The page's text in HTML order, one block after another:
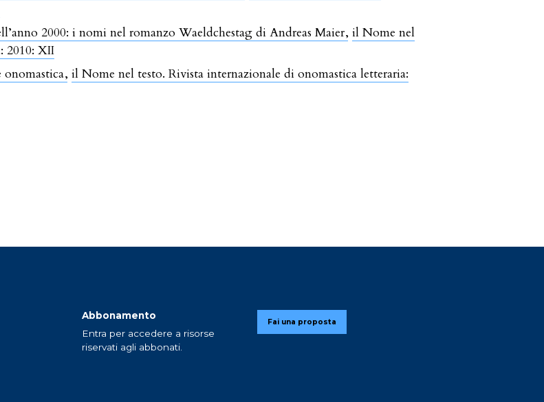
2000: i nomi nel romanzo Waeldchestag di Andreas Maier,il Nome nel
2010: XII
onomastica,il Nome nel testo. Rivista internazionale di onomastica letteraria:
Abbonamento
Entra per accedere a risorse
riservati agli abbonati.
Fai una proposta